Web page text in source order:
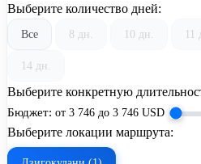
Выберите количество дней:
Все 8 дн. 10 дн. 11
14 дн.
Выберите конкретную
Бюджет: от 3 746 до 3 746 USD
Выберите локации маршрута: